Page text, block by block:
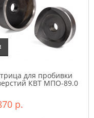
для пробивки
КВТ МПО-89.0
р.